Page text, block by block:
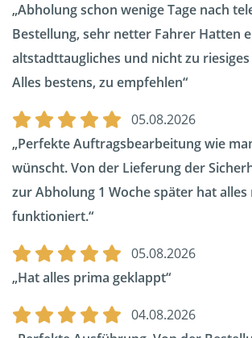
Abholung schon wenige Tage nach
Bestellung, sehr netter Fahrer Hatten
altstadttaugliches und nicht zu
Alles bestens, zu empfehlen
05.08.2026
Perfekte Auftragsbearbeitung wie
wünscht. Von der Lieferung der
zur Abholung 1 Woche später hat alles
funktioniert.
05.08.2026
Hat alles prima geklappt
04.08.2026